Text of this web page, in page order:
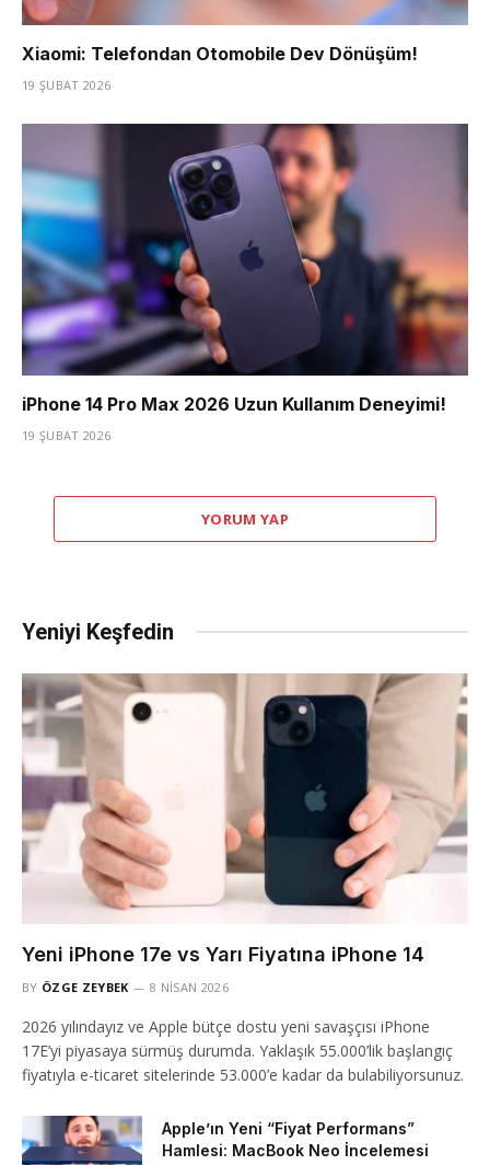
Xiaomi: Telefondan Otomobile Dev Dönüşüm!
19 ŞUBAT 2026
iPhone 14 Pro Max 2026 Uzun Kullanım Deneyimi!
19 ŞUBAT 2026
YORUM YAP
Yeniyi Keşfedin
Yeni iPhone 17e vs Yarı Fiyatına iPhone 14
BY ÖZGE ZEYBEK 8 NISAN 2026
2026 yılındayız ve Apple bütçe dostu yeni savaşçısı iPhone
17E’yi piyasaya sürmüş durumda. Yaklaşık 55.000’lik başlangıç
fiyatıyla e-ticaret sitelerinde 53.000’e kadar da bulabiliyorsunuz.
Apple’ın Yeni “Fiyat Performans”
Hamlesi: MacBook Neo İncelemesi